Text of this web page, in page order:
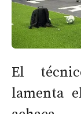
El
lamenta